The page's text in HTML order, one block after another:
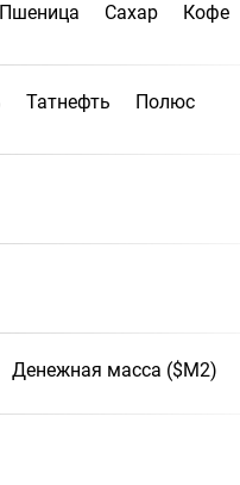
Пшеница Сахар Кофе
Татнефть Полюс
Денежная масса ($М2)